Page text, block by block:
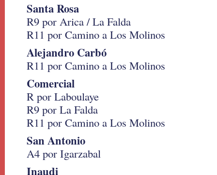
Santa Rosa
R9 por Arica / La Falda
R11 por Camino a Los Molinos
Alejandro Carbó
R11 por Camino a Los Molinos
Comercial
R por Laboulaye
R9 por La Falda
R11 por Camino a Los Molinos
San Antonio
A4 por Igarzabal
Inaudi